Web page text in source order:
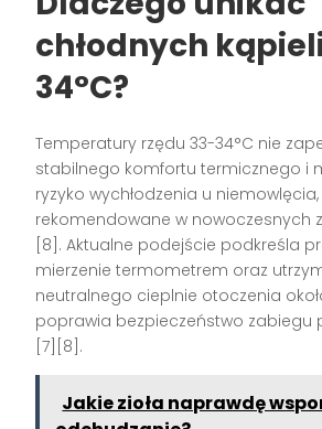
chłodnych
34°C?
Temperatury rzędu 33-34°C nie
stabilnego komfortu termicznego i
ryzyko wychłodzenia u
rekomendowane w nowoczesnych
[8]. Aktualne podejście podkreśla
mierzenie termometrem oraz
neutralnego cieplnie otoczenia
poprawia bezpieczeństwo zabiegu
[7][8].
Jakie zioła naprawdę